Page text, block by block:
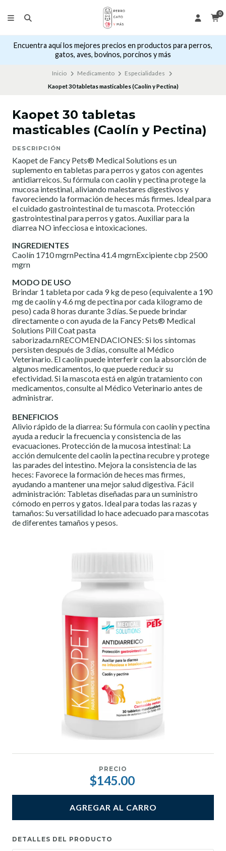
0
Encuentra aquí los mejores precios en productos para perros,
gatos, aves, bovinos, porcinos y más
Inicio Medicamento
Especialidades
Kaopet 30 tabletas masticables (Caolín y Pectina)
Kaopet 30 tabletas
masticables (Caolín y Pectina)
DESCRIPCIÓN
Kaopet de Fancy Pets® Medical Solutions es un
suplemento en tabletas para perros y gatos con agentes
antidiarreicos. Su fórmula con caolín y pectina protege la
mucosa intestinal, aliviando malestares digestivos y
favoreciendo la formación de heces más firmes. Ideal para
el cuidado gastrointestinal de tu mascota. Protección
gastrointestinal para perros y gatos. Auxiliar para la
diarrea NO infecciosa e intoxicaciones.
INGREDIENTES
Caolín 1710 mgrnPectina 41.4 mgrnExcipiente cbp 2500
mgrn
MODO DE USO
Brindar 1 tableta por cada 9 kg de peso (equivalente a 190
mg de caolín y 4.6 mg de pectina por cada kilogramo de
peso) cada 8 horas durante 3 días. Se puede brindar
directamente o con ayuda de la Fancy Pets® Medical
Solutions Pill Coat pasta
saborizada.rnRECOMENDACIONES: Si los síntomas
persisten después de 3 días, consulte al Médico
Veterinario. El caolín puede interferir con la absorción de
algunos medicamentos, lo que puede reducir su
efectividad. Si la mascota está en algún tratamiento con
medicamentos, consulte al Médico Veterinario antes de
administrar.
BENEFICIOS
Alivio rápido de la diarrea: Su fórmula con caolín y pectina
ayuda a reducir la frecuencia y consistencia de las
evacuaciones. Protección de la mucosa intestinal: La
acción demulcente del caolín la pectina recubre y protege
las parades del intestino. Mejora la consistencia de las
heces: Favorece la formación de heces mas firmes,
ayudando a mantener una mejor salud digestiva. Fácil
administración: Tabletas diseñadas para un suministro
cómodo en perros y gatos. Ideal para todas las razas y
tamaños: Su versatilidad lo hace adecuado para mascotas
de diferentes tamaños y pesos.
PRECIO
$145.00
AGREGAR AL CARRO
DETALLES DEL PRODUCTO